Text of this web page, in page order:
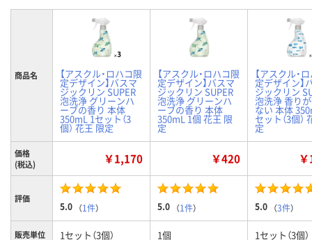
商品名 【アスクル・ロハコ限
定デザイン】バスマ
ジックリン SUPER
泡洗浄 グリーンハ
ーブの香り 本体
350mL 1セット（3
個） 花王 限定
【アスクル・ロハコ限
定デザイン】バスマ
ジックリン SUPER
泡洗浄 グリーンハ
ーブの香り 本体
350mL 1個 花王 限
定
【アスクル・
定デザイン】
ジックリン
泡洗浄 香り
ない 本体
セット（3個）
定
価格
(税込)
￥1,170 ￥420
評価
5.0 （1件） 5.0 （1件） 5.0 （3件）
販売単位 1セット（3個） 1個 1セット（3個）